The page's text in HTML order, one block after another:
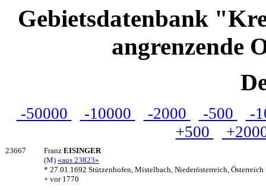
Gebietsdatenbank
angrenzende
-50000 -10000 -2000 -500
-
+500
23667 Franz EISINGER
(M) «aus 23823»
* 27.01.1692 Stützenhofen, Mistelbach, Niederösterreich, Österreich
+ vor 1770